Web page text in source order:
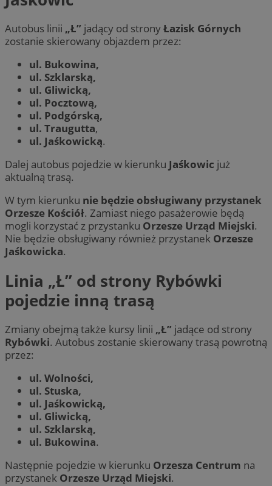
Autobus linii „Ł” jadący od stronyŁazisk Górnych
zostanie skierowany objazdem przez:
ul. Bukowina,
ul. Szklarską,
ul. Gliwicką,
ul. Pocztową,
ul. Podgórską,
ul. Traugutta,
ul. Jaśkowicką.
Dalej autobus pojedzie w kierunku Jaśkowic już
aktualną trasą.
W tym kierunku nie będzie obsługiwany przystanek
Orzesze Kościół. Zamiast niego pasażerowie będą
mogli korzystać z przystanku Orzesze Urząd Miejski.
Nie będzie obsługiwany również przystanek Orzesze
Jaśkowicka.
Linia „Ł” od strony Rybówki
pojedzie inną trasą
Zmiany obejmą także kursy linii „Ł” jadące od strony
Rybówki. Autobus zostanie skierowany trasą powrotną
przez:
ul. Wolności,
ul. Stuska,
ul. Jaśkowicką,
ul. Gliwicką,
ul. Szklarską,
ul. Bukowina.
Następnie pojedzie w kierunku Orzesza Centrum na
przystanek Orzesze Urząd Miejski.